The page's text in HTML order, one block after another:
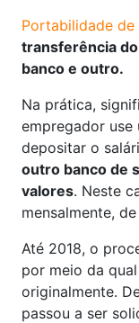
Portabilidade de
transferência
banco e outro.
Na prática,
empregador use
depositar o
outro banco de
valores. Neste
mensalmente,
Até 2018, o
por meio da
originalmente.
passou a ser